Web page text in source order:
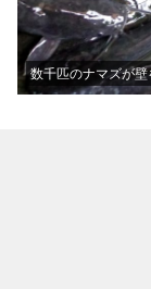
数千匹のナマズが